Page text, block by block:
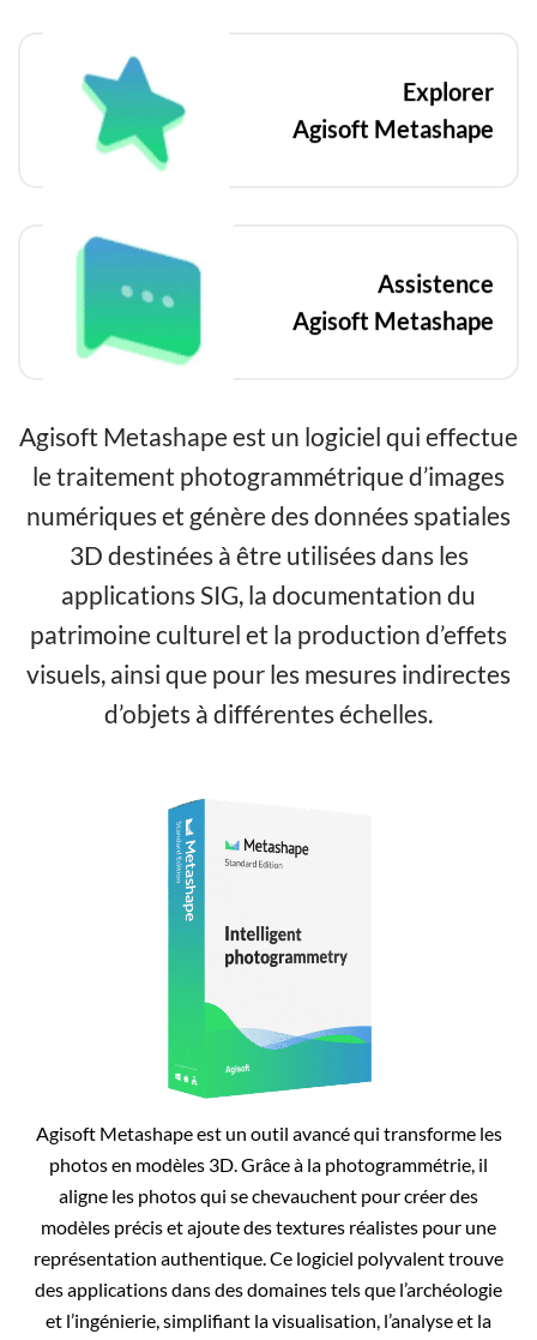
Explorer
Agisoft Metashape
Assistence
Agisoft Metashape
Agisoft Metashape est un logiciel qui effectue
le traitement photogrammétrique d’images
numériques et génère des données spatiales
3D destinées à être utilisées dans les
applications SIG, la documentation du
patrimoine culturel et la production d’effets
visuels, ainsi que pour les mesures indirectes
d’objets à différentes échelles.
Agisoft Metashape est un outil avancé qui transforme les
photos en modèles 3D. Grâce à la photogrammétrie, il
aligne les photos qui se chevauchent pour créer des
modèles précis et ajoute des textures réalistes pour une
représentation authentique. Ce logiciel polyvalent trouve
des applications dans des domaines tels que l’archéologie
et l’ingénierie, simplifiant la visualisation, l’analyse et la